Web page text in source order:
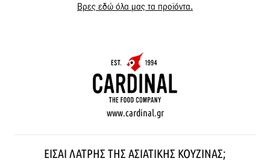
Βρες εδώ όλα μας τα προϊόντα.
www.cardinal.gr
ΕΊΣΑΙ ΛΆΤΡΗΣ ΤΗΣ ΑΣΙΑΤΙΚΉΣ ΚΟΥΖΊΝΑΣ;